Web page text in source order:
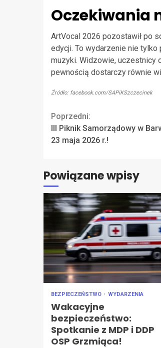
Oczekiwania
ArtVocal 2026 pozostawił po
edycji. To wydarzenie nie tylko
muzyki. Widzowie, uczestnicy
pewnością dostarczy równie
Źródło: facebook.com/SAPiKSzczecinek
Continue
Reading
Poprzedni:
III Piknik Samorządowy w
23 maja 2026 r.!
Powiązane wpisy
BEZPIECZEŃSTWO WYDARZENIA
Wakacyjne
bezpieczeństwo:
Spotkanie z MDP i DDP
OSP Grzmiąca!